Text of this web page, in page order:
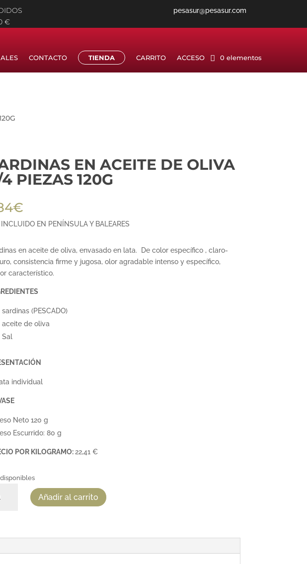
€
pesasur@pesasur.com
CONTACTO TIENDA CARRITO ACCESO 0 elementos
EN ACEITE DE OLIVA
PIEZAS 120G
€
INCLUIDO EN PENÍNSULA Y BALEARES
en aceite de oliva, envasado en lata. De color específico , claro-
consistencia firme y jugosa, olor agradable intenso y específico,
característico.
sardinas (PESCADO)
aceite de oliva
Sal
individual
Neto 120 g
Escurrido: 80 g
POR KILOGRAMO: 22,41 €
Añadir al carrito